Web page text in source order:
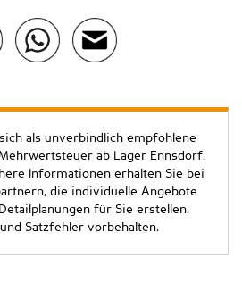
als unverbindlich empfohlene
ab Lager Ennsdorf.
Informationen erhalten Sie bei
die individuelle Angebote
für Sie erstellen.
Satzfehler vorbehalten.